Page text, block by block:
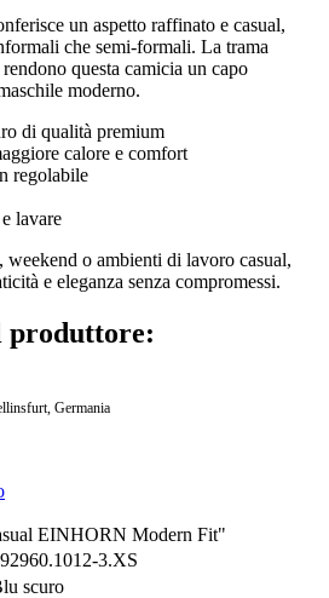
un aspetto raffinato e casual,
che semi-formali. La trama
questa camicia un capo
moderno.
di qualità premium
calore e comfort
regolabile
lavare
o ambienti di lavoro casual,
e eleganza senza compromessi.
produttore:
Germania
EINHORN Modern Fit"
3.XS
scuro